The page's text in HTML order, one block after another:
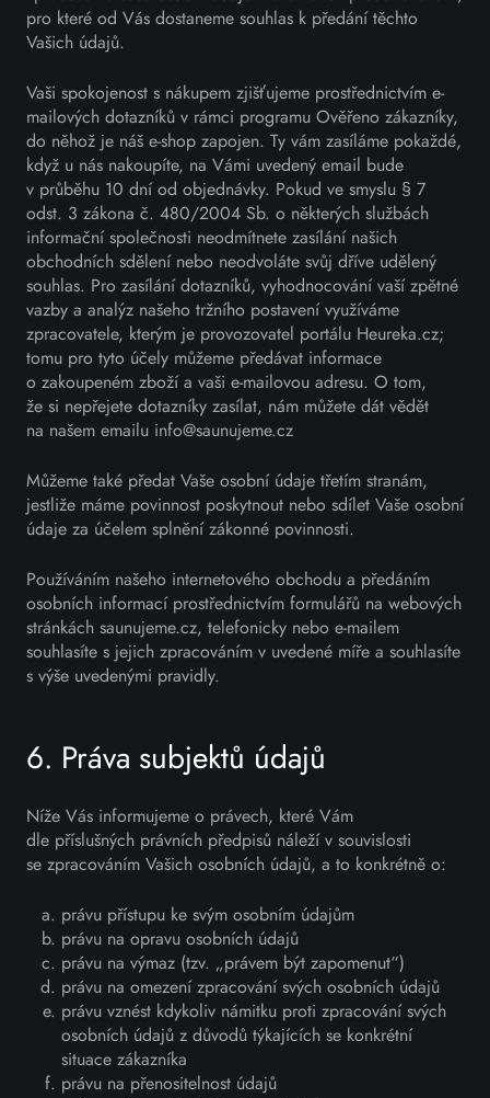
pro které od Vás dostaneme souhlas k předání těchto
Vašich údajů.
Vaši spokojenost s nákupem zjišťujeme prostřednictvím e-
mailových dotazníků v rámci programu Ověřeno zákazníky,
do něhož je náš e-shop zapojen. Ty vám zasíláme pokaždé,
když u nás nakoupíte, na Vámi uvedený email bude
v průběhu 10 dní od objednávky. Pokud ve smyslu § 7
odst. 3 zákona č. 480/2004 Sb. o některých službách
informační společnosti neodmítnete zasílání našich
obchodních sdělení nebo neodvoláte svůj dříve udělený
souhlas. Pro zasílání dotazníků, vyhodnocování vaší zpětné
vazby a analýz našeho tržního postavení využíváme
zpracovatele, kterým je provozovatel portálu Heureka.cz;
tomu pro tyto účely můžeme předávat informace
o zakoupeném zboží a vaši e-mailovou adresu. O tom,
že si nepřejete dotazníky zasílat, nám můžete dát vědět
na našem emailu info@saunujeme.cz
Můžeme také předat Vaše osobní údaje třetím stranám,
jestliže máme povinnost poskytnout nebo sdílet Vaše osobní
údaje za účelem splnění zákonné povinnosti.
Používáním našeho internetového obchodu a předáním
osobních informací prostřednictvím formulářů na webových
stránkách saunujeme.cz, telefonicky nebo e-mailem
souhlasíte s jejich zpracováním v uvedené míře a souhlasíte
s výše uvedenými pravidly.
6. Práva subjektů údajů
Níže Vás informujeme o právech, které Vám
dle příslušných právních předpisů náleží v souvislosti
se zpracováním Vašich osobních údajů, a to konkrétně o:
právu přístupu ke svým osobním údajům
právu na opravu osobních údajů
právu na výmaz (tzv. „právem být zapomenut“)
právu na omezení zpracování svých osobních údajů
právu vznést kdykoliv námitku proti zpracování svých
osobních údajů z důvodů týkajících se konkrétní
situace zákazníka
právu na přenositelnost údajů